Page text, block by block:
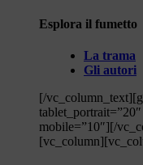
Esplora il fumetto
La trama
Gli autori
[/
mobile=”10″][/